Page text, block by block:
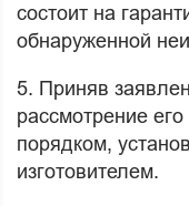
состоит на
обнаруженной
5. Приняв
рассмотрение
порядком,
изготовителем.